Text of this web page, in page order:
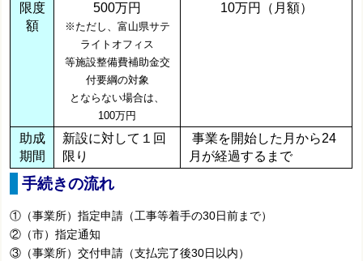
限度
額
500万円
※ただし、富山県サテ
ライトオフィス
等施設整備費補助金交
付要綱の対象
とならない場合は、
100万円
10万円（月額）
助成
期間
新設に対して１回
限り
事業を開始した月から24
月が経過するまで
手続きの流れ
①（事業所）指定申請（工事等着手の30日前まで）
②（市）指定通知
③（事業所）交付申請（支払完了後30日以内）